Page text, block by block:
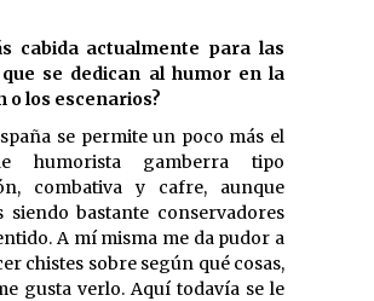
cabida actualmente para las
se dedican al humor en la
o los escenarios?
se permite un poco más el
humorista gamberra tipo
combativa y cafre, aunque
siendo bastante conservadores
A mí misma me da pudor a
chistes sobre según qué cosas,
gusta verlo. Aquí todavía se le